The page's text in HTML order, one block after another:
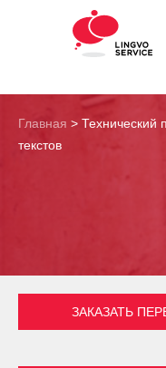
Главная > Технический
текстов
ЗАКАЗАТЬ